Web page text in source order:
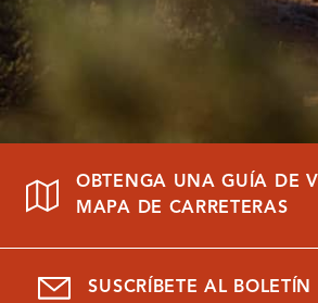
OBTENGA UNA GUÍA DE
MAPA DE CARRETERAS
SUSCRÍBETE AL